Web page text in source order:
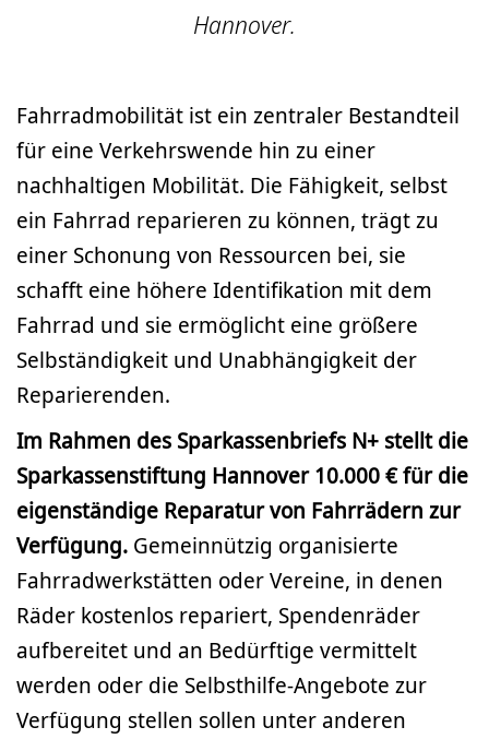
Hannover.
Fahrradmobilität ist ein zentraler Bestandteil
für eine Verkehrswende hin zu einer
nachhaltigen Mobilität. Die Fähigkeit, selbst
ein Fahrrad reparieren zu können, trägt zu
einer Schonung von Ressourcen bei, sie
schafft eine höhere Identifikation mit dem
Fahrrad und sie ermöglicht eine größere
Selbständigkeit und Unabhängigkeit der
Reparierenden.
Im Rahmen des Sparkassenbriefs N+ stellt die
Sparkassenstiftung Hannover 10.000 € für die
eigenständige Reparatur von Fahrrädern zur
Verfügung. Gemeinnützig organisierte
Fahrradwerkstätten oder Vereine, in denen
Räder kostenlos repariert, Spendenräder
aufbereitet und an Bedürftige vermittelt
werden oder die Selbsthilfe-Angebote zur
Verfügung stellen sollen unter anderen